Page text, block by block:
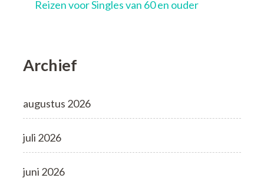
Reizen voor Singles van 60 en ouder
Archief
augustus 2026
juli 2026
juni 2026